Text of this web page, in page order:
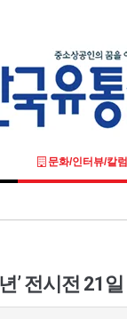
문화/인터뷰/칼럼